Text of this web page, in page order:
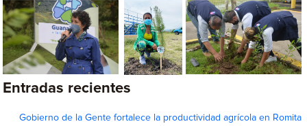
Entradas recientes
Gobierno de la Gente fortalece la productividad agrícola en Romita